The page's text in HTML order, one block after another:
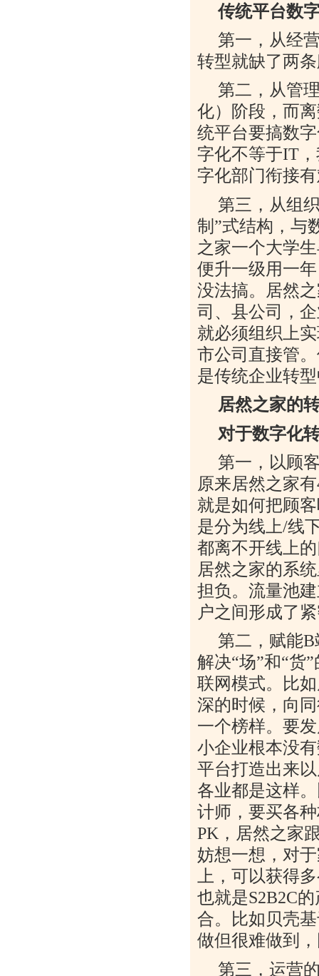
传统平台数
第一，从经
转型就缺了两
第二，从管
化）阶段，而
统平台要搞数
字化不等于IT
字化部门衔接
第三，从组
制”式结构，与
之家一个大学
便升一级用一
没法搞。居然
司、县公司，
就必须组织上
市公司直接管
是传统企业转
居然之家的
对于数字化
第一，以顾
原来居然之家有
就是如何把顾
是分为线上/线
都离不开线上
居然之家的系
担负。流量池
户之间形成了
第二，赋能B
解决“场”和“货
联网模式。比
深的时候，向
一个榜样。要
小企业根本没
平台打造出来
各业都是这样
计师，要买各
PK ，居然之家
妨想一想，对
上，可以获得
也就是S2B2C的
合。比如贝壳
做但很难做到
第三，运营